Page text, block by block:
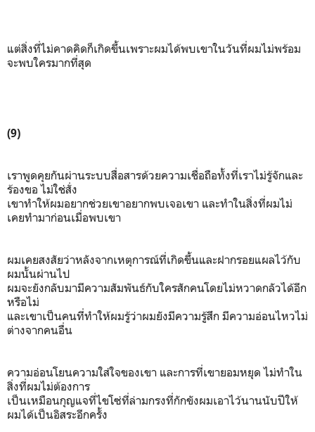
แต่สิ่งที่ไม่คาดคิดก็เกิดขึ้นเพราะผมได้พบเขาในวันที่ผมไม่พร้อม
จะพบใครมากที่สุด
(9)
เราพูดคุยกันผ่านระบบสื่อสารด้วยความเชื่อถือทั้งที่เราไม่รู้จักและ
ร้องขอ ไม่ใช่สั่ง
เขาทำให้ผมอยากช่วยเขาอยากพบเจอเขา และทำในสิ่งที่ผมไม่
เคยทำมาก่อนเมื่อพบเขา
ผมเคยสงสัยว่าหลังจากเหตุการณ์ที่เกิดขึ้นและฝากรอยแผลไว้กับ
ผมนั้นผ่านไป
ผมจะยังกลับมามีความสัมพันธ์กับใครสักคนโดยไม่หวาดกลัวได้อีก
หรือไม่
และเขาเป็นคนที่ทำให้ผมรู้ว่าผมยังมีความรู้สึก มีความอ่อนไหวไม่
ต่างจากคนอื่น
ความอ่อนโยนความใส่ใจของเขา และการที่เขายอมหยุด ไม่ทำใน
สิ่งที่ผมไม่ต้องการ
เป็นเหมือนกุญแจที่ไขโซ่ที่ล่ามกรงที่กักขังผมเอาไว้นานนับปีให้
ผมได้เป็นอิสระอีกครั้ง